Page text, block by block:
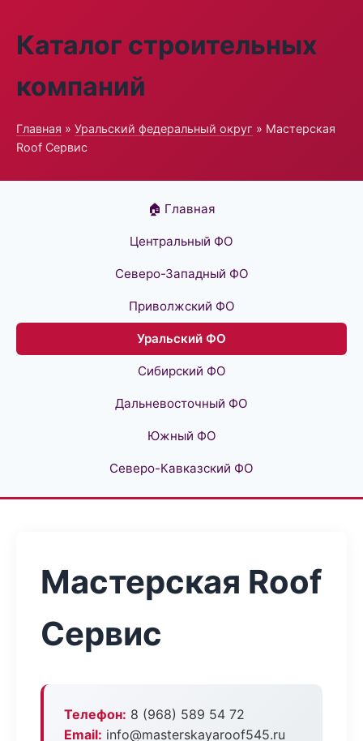
Каталог строительных
компаний
Главная » Уральский федеральный округ » Мастерская
Roof Сервис
🏠 Главная
Центральный ФО
Северо-Западный ФО
Приволжский ФО
Уральский ФО
Сибирский ФО
Дальневосточный ФО
Южный ФО
Северо-Кавказский ФО
Мастерская Roof
Сервис
Телефон: 8 (968) 589 54 72
Email: info@masterskayaroof545.ru